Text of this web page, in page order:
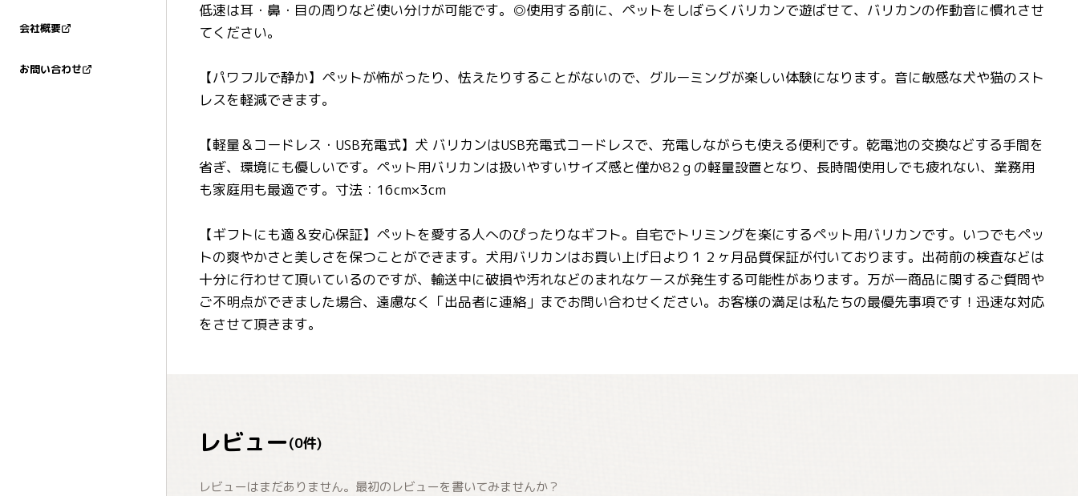
会社概要
お問い合わせ
低速は耳・鼻・目の周りなど使い分けが可能です。◎使用する前に、ペットをしばらくバリカンで遊ばせて、バリカンの作動音に慣れさせ
てください。
【パワフルで静か】ペットが怖がったり、怯えたりすることがないので、グルーミングが楽しい体験になります。音に敏感な犬や猫のスト
レスを軽減できます。
【軽量＆コードレス・USB充電式】犬 バリカンはUSB充電式コードレスで、充電しながらも使える便利です。乾電池の交換などする手間を
省ぎ、環境にも優しいです。ペット用バリカンは扱いやすいサイズ感と僅か82ｇの軽量設置となり、長時間使用しでも疲れない、業務用
も家庭用も最適です。寸法：16cm×3cm
【ギフトにも適＆安心保証】ペットを愛する人へのぴったりなギフト。自宅でトリミングを楽にするペット用バリカンです。いつでもペッ
トの爽やかさと美しさを保つことができます。犬用バリカンはお買い上げ日より１２ヶ月品質保証が付いております。出荷前の検査などは
十分に行わせて頂いているのですが、輸送中に破損や汚れなどのまれなケースが発生する可能性があります。万が一商品に関するご質問や
ご不明点ができました場合、遠慮なく「出品者に連絡」までお問い合わせください。お客様の満足は私たちの最優先事項です！迅速な対応
をさせて頂きます。
レビュー(0件)
レビューはまだありません。最初のレビューを書いてみませんか？